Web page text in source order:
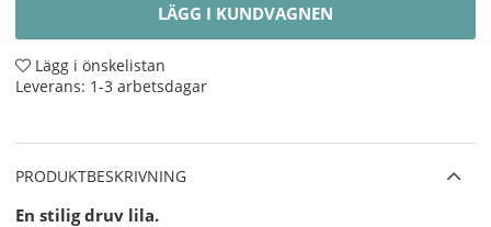
LÄGG I KUNDVAGNEN
Lägg i önskelistan
Leverans: 1-3 arbetsdagar
PRODUKTBESKRIVNING
En stilig druv lila.